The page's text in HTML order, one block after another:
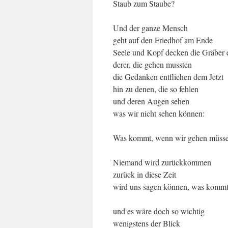
Staub zum Staube?
Und der ganze Mensch
geht auf den Friedhof am Ende
Seele und Kopf decken die Gräber
derer, die gehen mussten
die Gedanken entfliehen dem Jetzt
hin zu denen, die so fehlen
und deren Augen sehen
was wir nicht sehen können:
Was kommt, wenn wir gehen
Niemand wird zurückkommen
zurück in diese Zeit
wird uns sagen können, was kommt
und es wäre doch so wichtig
wenigstens der Blick